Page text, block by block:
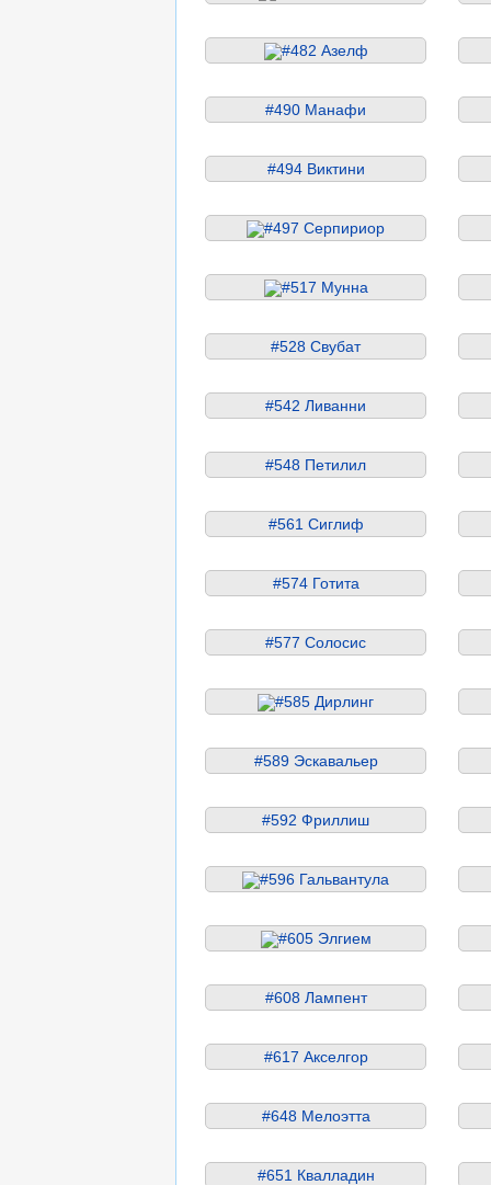
#482 Азелф
#490 Манафи
#494 Виктини
#497 Серпириор
#517 Мунна
#528 Свубат
#542 Ливанни
#548 Петилил
#561 Сиглиф
#574 Готита
#577 Солосис
#585 Дирлинг
#589 Эскавальер
#592 Фриллиш
#596 Гальвантула
#605 Элгием
#608 Лампент
#617 Акселгор
#648 Мелоэтта
#651 Квалладин